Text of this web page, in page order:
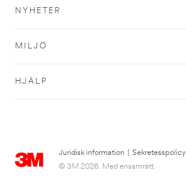
NYHETER
MILJÖ
HJÄLP
Juridisk information Sekretesspolicy
© 3M 2026. Med ensamrätt.